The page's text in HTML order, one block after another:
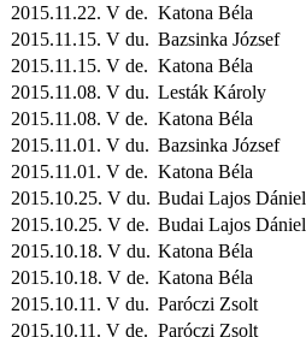
2015.11.22. V de. Katona Béla
2015.11.15. V du. Bazsinka József
2015.11.15. V de. Katona Béla
2015.11.08. V du. Lesták Károly
2015.11.08. V de. Katona Béla
2015.11.01. V du. Bazsinka József
2015.11.01. V de. Katona Béla
2015.10.25. V du. Budai Lajos Dániel
2015.10.25. V de. Budai Lajos Dániel
2015.10.18. V du. Katona Béla
2015.10.18. V de. Katona Béla
2015.10.11. V du. Paróczi Zsolt
2015.10.11. V de. Paróczi Zsolt